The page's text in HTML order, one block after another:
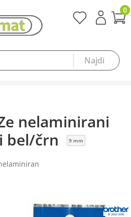
0
nelaminirani
bel/črn
9 mm